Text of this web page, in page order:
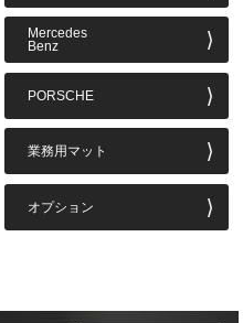
Mercedes
Benz
PORSCHE
業務用マット
オプション